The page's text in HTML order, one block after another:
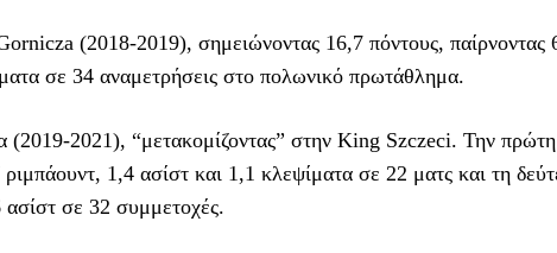
(2018-2019), σημειώνοντας 16,7 πόντους, παίρνοντας
σε 34 αναμετρήσεις στο πολωνικό πρωτάθλημα.
(2019-2021), “μετακομίζοντας” στην King Szczeci. Την
1,4 ασίστ και 1,1 κλεψίματα σε 22 ματς και τη
σε 32 συμμετοχές.